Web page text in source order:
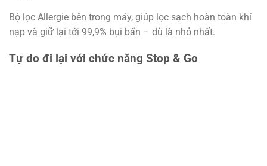
Bộ lọc Allergie bên trong máy, giúp lọc sạch hoàn toàn khí
nạp và giữ lại tới 99,9% bụi bẩn – dù là nhỏ nhất.
Tự do đi lại với chức năng Stop & Go